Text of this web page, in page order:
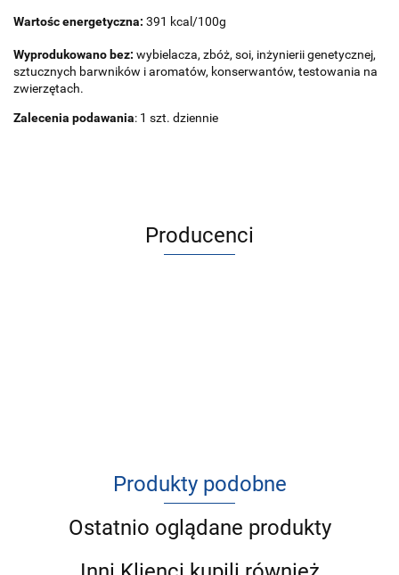
Wartośc energetyczna: 391 kcal/100g
Wyprodukowano bez: wybielacza, zbóż, soi, inżynierii genetycznej,
sztucznych barwników i aromatów, konserwantów, testowania na
zwierzętach.
Zalecenia podawania: 1 szt. dziennie
Producenci
Produkty podobne
Ostatnio oglądane produkty